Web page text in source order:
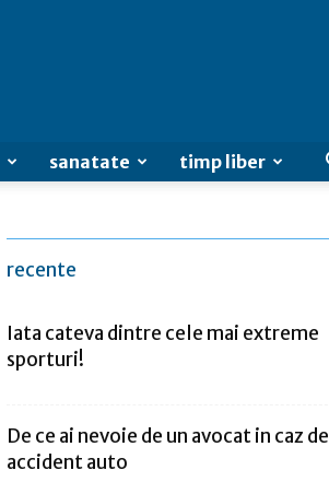
sanatate timp liber
recente
Iata cateva dintre cele mai extreme
sporturi!
De ce ai nevoie de un avocat in caz de
accident auto